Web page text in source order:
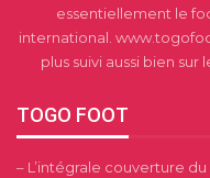
essentiellement le
international.
plus suivi aussi bien sur
TOGO FOOT
– L’intégrale couverture